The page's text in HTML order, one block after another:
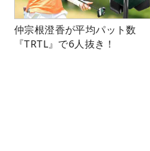
仲宗根澄香が平均パット数
『TRTL』で6人抜き！